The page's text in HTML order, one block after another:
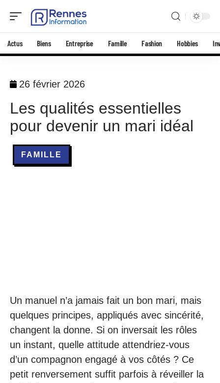
Actus Biens Entreprise Famille Fashion Hobbies
26 février 2026
Les qualités essentielles
pour devenir un mari idéal
FAMILLE
Un manuel n’a jamais fait un bon mari, mais
quelques principes, appliqués avec sincérité,
changent la donne. Si on inversait les rôles
un instant, quelle attitude attendriez-vous
d’un compagnon engagé à vos côtés ? Ce
petit renversement suffit parfois à réveiller la